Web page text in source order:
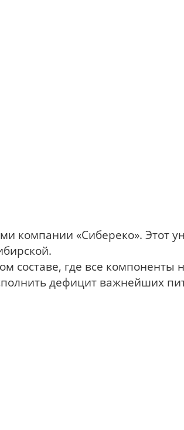
компании «Сибереко». Этот
где все компоненты
дефицит важнейших